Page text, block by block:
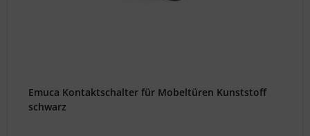
Emuca Kontaktschalter für Mobeltüren Kunststoff
schwarz